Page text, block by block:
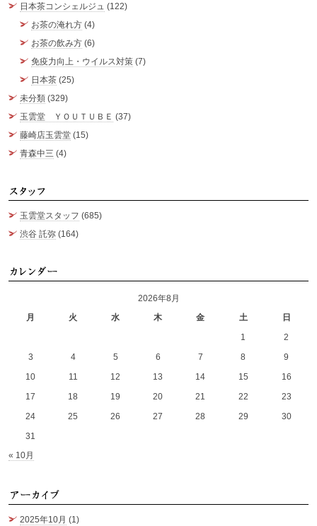
日本茶コンシェルジュ (122)
お茶の淹れ方 (4)
お茶の飲み方 (6)
免疫力向上・ウイルス対策 (7)
日本茶 (25)
未分類 (329)
玉雲堂 ＹＯＵＴＵＢＥ (37)
藤崎店玉雲堂 (15)
青森中三 (4)
玉雲堂スタッフ (685)
渋谷 託弥 (164)
2026年8月
月
火 水 木 金 土
日
1
2
3
4 5 6 7 8
9
10
11 12 13 14 15
16
17
18 19 20 21 22
23
24
25 26 27 28 29
30
31
« 10月
2025年10月 (1)